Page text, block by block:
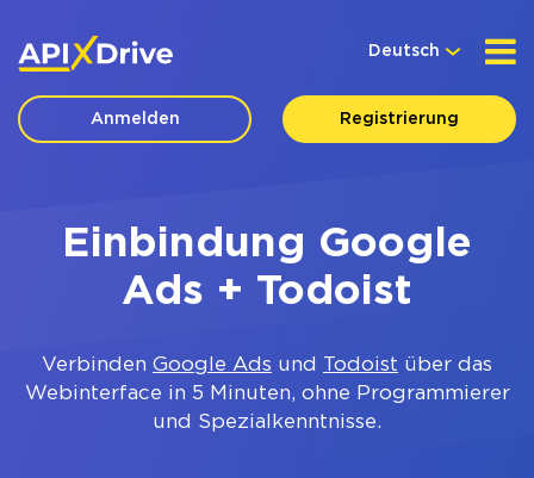
Deutsch
Anmelden Registrierung
Einbindung Google
Ads + Todoist
Verbinden Google Ads und Todoist über das
Webinterface in 5 Minuten, ohne Programmierer
und Spezialkenntnisse.